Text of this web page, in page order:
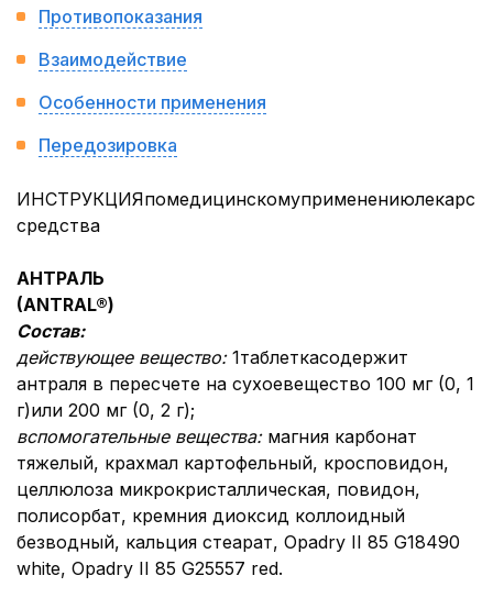
Противопоказания
Взаимодействие
Особенности применения
Передозировка
средства
АНТРАЛЬ
(ANTRAL®)
Состав:
действующее вещество: 1таблеткасодержит
антраля в пересчете на сухоевещество 100 мг (0, 1
г)или 200 мг (0, 2 г);
вспомогательные вещества: магния карбонат
тяжелый, крахмал картофельный, кросповидон,
целлюлоза микрокристаллическая, повидон,
полисорбат, кремния диоксид коллоидный
безводный, кальция стеарат, Opadry II 85 G18490
white, Opadry II 85 G25557 red.